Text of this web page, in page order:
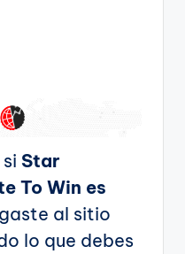
Star
To Win es
al sitio
lo que debes